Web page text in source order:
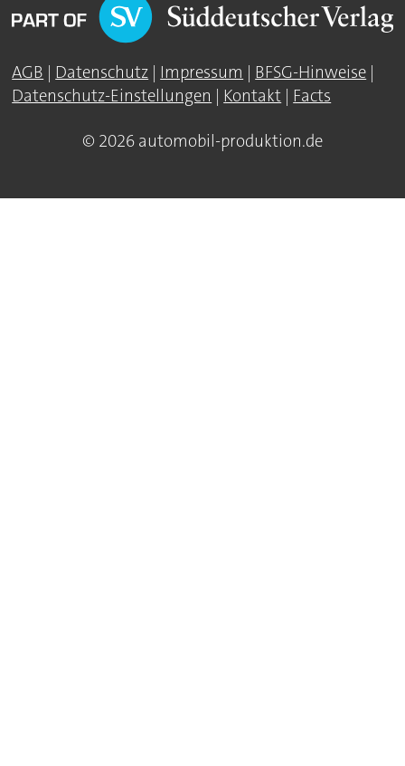
AGB | Datenschutz | Impressum | BFSG-Hinweise |
Datenschutz-Einstellungen | Kontakt | Facts
© 2026 automobil-produktion.de